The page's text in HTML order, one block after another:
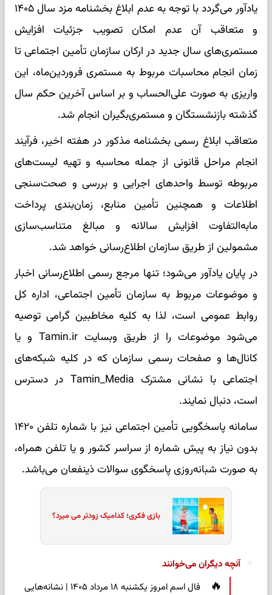
یادآور می‌گردد با توجه به عدم ابلاغ بخشنامه مزد سال ۱۴۰۵
و متعاقب آن عدم امکان تصویب جزئیات افزایش
مستمری‌های سال جدید در ارکان سازمان تأمین اجتماعی تا
زمان انجام محاسبات مربوط به مستمری فروردین‌ماه، این
واریزی به صورت علی‌الحساب و بر اساس آخرین حکم سال
گذشته بازنشستگان و مستمری‌بگیران انجام شد.
متعاقب ابلاغ رسمی بخشنامه مذکور در هفته اخیر، فرآیند
انجام مراحل قانونی از جمله محاسبه و تهیه لیست‌های
مربوطه توسط واحدهای اجرایی و بررسی و صحت‌سنجی
اطلاعات و همچنین تأمین منابع، زمان‌بندی پرداخت
مابه‌التفاوت افزایش سالانه و مبالغ متناسب‌سازی
مشمولین از طریق سازمان اطلاع‌رسانی خواهد شد.
در پایان یادآور می‌شود؛ تنها مرجع رسمی اطلاع‌رسانی اخبار
و موضوعات مربوط به سازمان تأمین اجتماعی، اداره کل
روابط عمومی است، لذا به کلیه مخاطبین گرامی توصیه
می‌شود موضوعات را از طریق وبسایت Tamin.ir و یا
کانال‌ها و صفحات رسمی سازمان که در کلیه شبکه‌های
اجتماعی با نشانی مشترک Tamin_Media در دسترس
است، دنبال نمایند.
سامانه پاسخگویی تأمین اجتماعی نیز با شماره تلفن ۱۴۲۰
بدون نیاز به پیش شماره از سراسر کشور و یا تلفن همراه،
به صورت شبانه‌روزی پاسخگوی سوالات ذینفعان می‌باشد.
بازی فکری؛ کدامیک زودتر می میرد؟
آنچه دیگران می‌خوانند
فال اسم امروز یکشنبه ۱۸ مرداد ۱۴۰۵ | نشانه‌هایی